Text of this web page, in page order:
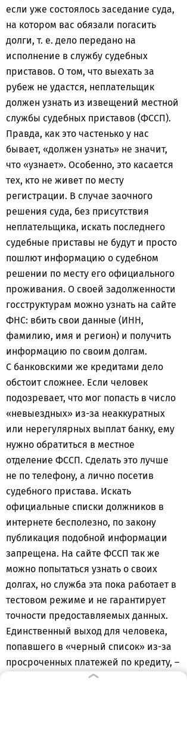
если уже состоялось заседание суда,
на котором вас обязали погасить
долги, т. е. дело передано на
исполнение в службу судебных
приставов. О том, что выехать за
рубеж не удастся, неплательщик
должен узнать из извещений местной
службы судебных приставов (ФССП).
Правда, как это частенько у нас
бывает, «должен узнать» не значит,
что «узнает». Особенно, это касается
тех, кто не живет по месту
регистрации. В случае заочного
решения суда, без присутствия
неплательщика, искать последнего
судебные приставы не будут и просто
пошлют информацию о судебном
решении по месту его официального
проживания. О своей задолженности
госструктурам можно узнать на сайте
ФНС: вбить свои данные (ИНН,
фамилию, имя и регион) и получить
информацию по своим долгам.
С банковскими же кредитами дело
обстоит сложнее. Если человек
подозревает, что мог попасть в число
«невыездных» из-за неаккуратных
или нерегулярных выплат банку, ему
нужно обратиться в местное
отделение ФССП. Сделать это лучше
не по телефону, а лично посетив
судебного пристава. Искать
официальные списки должников в
интернете бесполезно, по закону
публикация подобной информации
запрещена. На сайте ФССП так же
можно попытаться узнать о своих
долгах, но служба эта пока работает в
тестовом режиме и не гарантирует
точности предоставляемых данных.
Единственный выход для человека,
попавшего в «черный список» из-за
просроченных платежей по кредиту, –
это погашение долга. Стоит обратить